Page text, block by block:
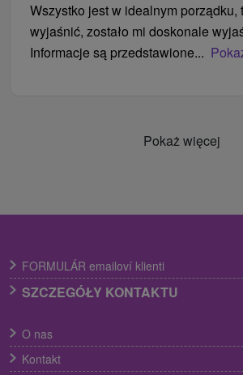
Wszystko jest w idealnym porządku,
wyjaśnić, zostało mi doskonale
Informacje są przedstawione...
Pokaż więcej
FORMULÁR emailoví klienti
SZCZEGÓŁY KONTAKTU
O nas
Kontakt